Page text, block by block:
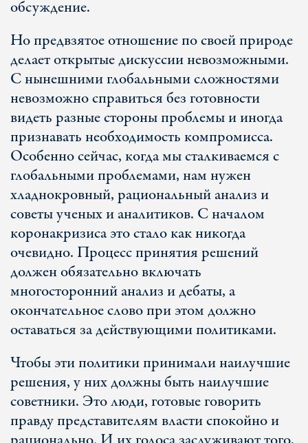
обсуждение.
Но предвзятое отношение по своей природе
делает открытые дискуссии невозможными.
С нынешними глобальными сложностями
невозможно справиться без готовности
видеть разные стороны проблемы и иногда
признавать необходимость компромисса.
Особенно сейчас, когда мы сталкиваемся с
глобальными проблемами, нам нужен
хладнокровный, рациональный анализ и
советы ученых и аналитиков. С началом
коронакризиса это стало как никогда
очевидно. Процесс принятия решений
должен обязательно включать
многосторонний анализ и дебаты, а
окончательное слово при этом должно
оставаться за действующими политиками.
Чтобы эти политики принимали наилучшие
решения, у них должны быть наилучшие
советники. Это люди, готовые говорить
правду представителям власти спокойно и